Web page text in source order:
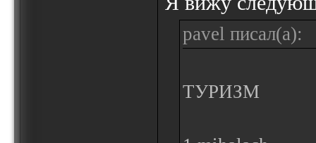
pavel писал(а):
ТУРИЗМ